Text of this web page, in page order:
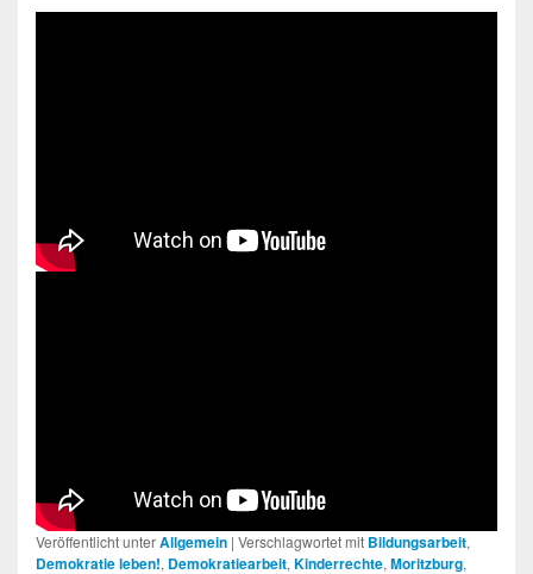
Veröffentlicht unterAllgemein | Verschlagwortet mit Bildungsarbeit,
Demokratie leben!, Demokratiearbeit, Kinderrechte, Moritzburg,